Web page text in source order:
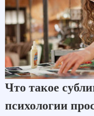
Что такое
психологии